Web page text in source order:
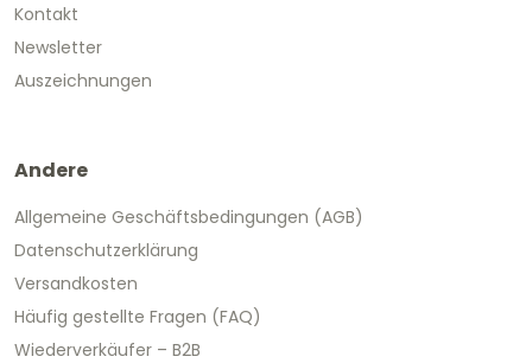
Kontakt
Newsletter
Auszeichnungen
Andere
Allgemeine Geschäftsbedingungen (AGB)
Datenschutzerklärung
Versandkosten
Häufig gestellte Fragen (FAQ)
Wiederverkäufer – B2B